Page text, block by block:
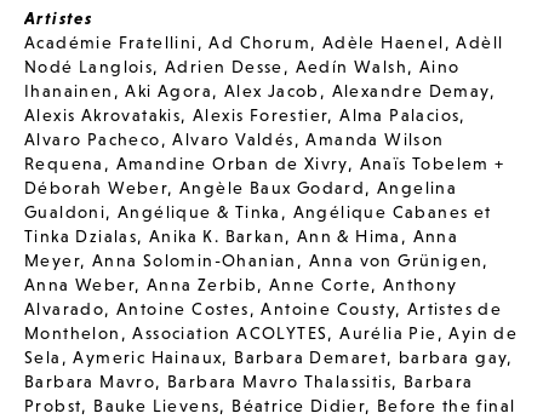
Artistes
Académie Fratellini,Ad Chorum, Adèle Haenel,Adèll
Nodé Langlois,Adrien Desse, Aedín Walsh, Aino
Ihanainen ,Aki Agora, Alex Jacob , Alexandre Demay,
Alexis Akrovatakis,Alexis Forestier,Alma Palacios,
Alvaro Pacheco,Alvaro Valdés,Amanda Wilson
Requena , Amandine Orban de Xivry, Anaïs Tobelem +
Déborah Weber,Angèle Baux Godard,Angelina
Gualdoni,Angélique & Tinka , Angélique Cabanes et
Tinka Dzialas,Anika K. Barkan, Ann & Hima , Anna
Meyer, Anna Solomin-Ohanian , Anna von Grünigen,
Anna Weber, Anna Zerbib,Anne Corte, Anthony
Alvarado,Antoine Costes,Antoine Cousty, Artistes de
Monthelon ,Association ACOLYTES,Aurélia Pie,Ayin de
Sela ,Aymeric Hainaux, Barbara Demaret, barbara gay,
Barbara Mavro, Barbara Mavro Thalassitis, Barbara
Probst, Bauke Lievens, Béatrice Didier, Before the final